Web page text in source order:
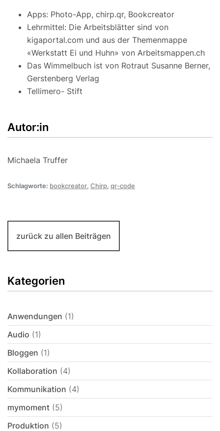
Apps: Photo-App, chirp.qr, Bookcreator
Lehrmittel: Die Arbeitsblätter sind von
kigaportal.com und aus der Themenmappe
«Werkstatt Ei und Huhn» von Arbeitsmappen.ch
Das Wimmelbuch ist von Rotraut Susanne Berner,
Gerstenberg Verlag
Tellimero- Stift
Autor:in
Michaela Truffer
Schlagworte: bookcreator, Chirp, qr-code
zurück zu allen Beiträgen
Kategorien
Anwendungen (1)
Audio (1)
Bloggen (1)
Kollaboration (4)
Kommunikation (4)
mymoment (5)
Produktion (5)